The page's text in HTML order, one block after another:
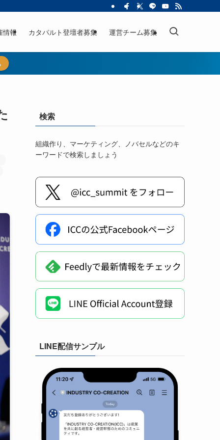
情報 カタパルト登壇者募集 運営チーム募集
検索
組織作り、マーケティング、ノバセルなどのキ
ーワードで検索しましょう
LINE配信サンプル